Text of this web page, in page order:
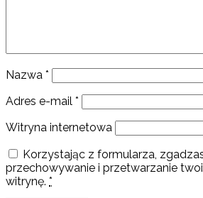
Nazwa *
Adres e-mail *
Witryna internetowa
Korzystając z formularza,
przechowywanie i przetwarzanie
witrynę. *